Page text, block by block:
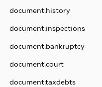
document.history
document.inspections
document.bankruptcy
document.court
document.taxdebts